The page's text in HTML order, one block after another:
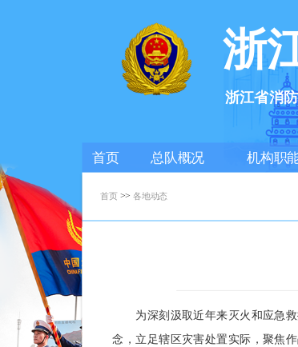
浙
浙江省消
首页 总队概况 机构职
首页 >>各地动态
为深刻汲取近年来灭火和应急救
念，立足辖区灾害处置实际，聚焦